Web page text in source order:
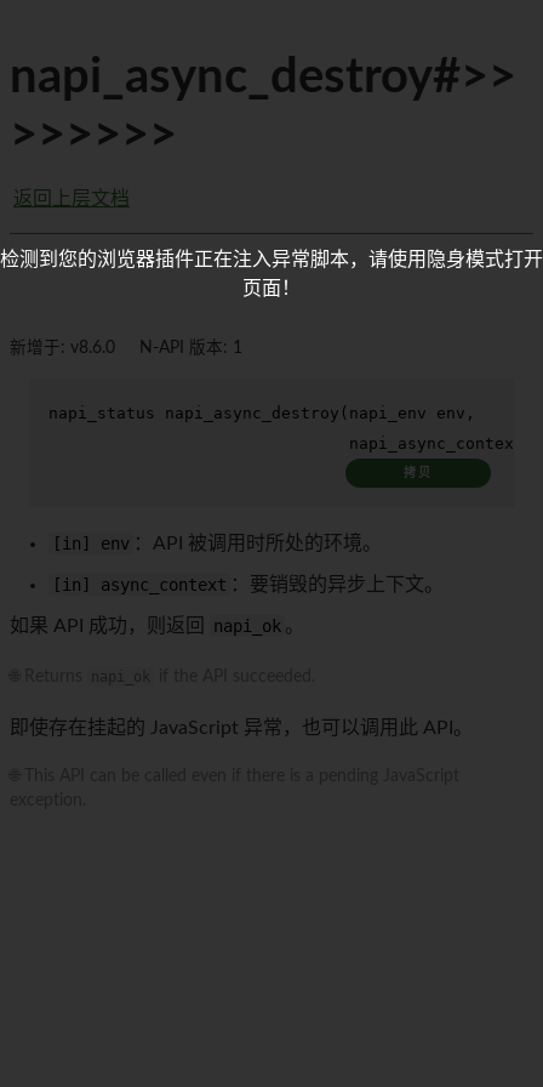
napi_async_destroy#>>
>>>>>>
返回上层文档
新增于: v8.6.0 N-API 版本: 1
napi_status napi_async_destroy (napi_env env,
napi_async_context
拷贝
[in] env ：API 被调用时所处的环境。
[in] async_context ：要销毁的异步上下文。
如果 API 成功，则返回 napi_ok 。
即使存在挂起的 JavaScript 异常，也可以调用此 API。
检测到您的浏览器插件正在注入异常脚本，请使用隐身模式打开
页面！